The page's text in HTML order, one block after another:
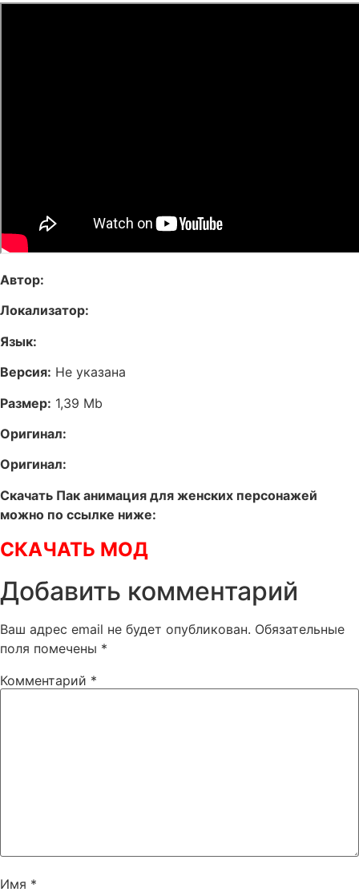
Автор:
Локализатор:
Язык:
Версия: Не указана
Размер: 1,39 Mb
Оригинал:
Оригинал:
Скачать Пак анимация для женских персонажей
можно по ссылке ниже:
СКАЧАТЬ МОД
Добавить комментарий
Ваш адрес email не будет опубликован. Обязательные
поля помечены *
Комментарий *
Имя *